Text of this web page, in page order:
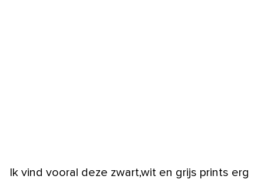
Ik vind vooral deze zwart,wit en grijs prints erg